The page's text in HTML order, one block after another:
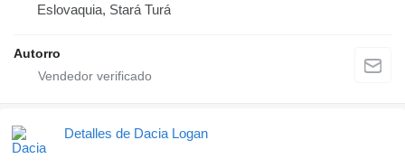
Eslovaquia, Stará Turá
Autorro
Detalles de Dacia Logan